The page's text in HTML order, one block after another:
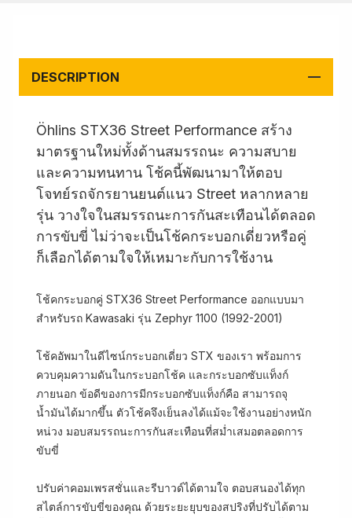
DESCRIPTION
Öhlins STX36 Street Performance สร้าง
มาตรฐานใหม่ทั้งด้านสมรรถนะ ความสบาย
และความทนทาน โช้คนี้พัฒนามาให้ตอบ
โจทย์รถจักรยานยนต์แนว Street หลากหลาย
รุ่น วางใจในสมรรถนะการกันสะเทือนได้ตลอด
การขับขี่ ไม่ว่าจะเป็นโช้คกระบอกเดี่ยวหรือคู่
ก็เลือกได้ตามใจให้เหมาะกับการใช้งาน
โช้คกระบอกคู่ STX36 Street Performance ออกแบบมา
สำหรับรถ Kawasaki รุ่น Zephyr 1100 (1992-2001)
โช้คอัพมาในดีไซน์กระบอกเดี่ยว STX ของเรา พร้อมการ
ควบคุมความดันในกระบอกโช้ค และกระบอกซับแท็งก์
ภายนอก ข้อดีของการมีกระบอกซับแท็งก์คือ สามารถจุ
น้ำมันได้มากขึ้น ตัวโช้คจึงเย็นลงได้แม้จะใช้งานอย่างหนัก
หน่วง มอบสมรรถนะการกันสะเทือนที่สม่ำเสมอตลอดการ
ขับขี่
ปรับค่าคอมเพรสชั่นและรีบาวด์ได้ตามใจ ตอบสนองได้ทุก
สไตล์การขับขี่ของคุณ ด้วยระยะยุบของสปริงที่ปรับได้ตาม